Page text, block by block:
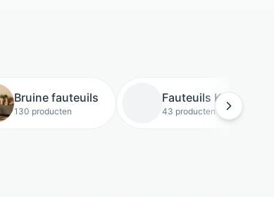
Bruine fauteuils
130 producten
Fauteuils Kunstleer
43 producten